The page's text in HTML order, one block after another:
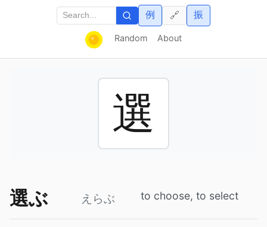
Random About
例 振
🔗
選
選ぶ えらぶ to choose, to select